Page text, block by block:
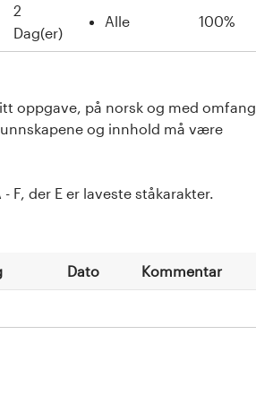
2
Dag(er)
Alle 100%
oppgave, på norsk og med omfang
og innhold må være
der E er laveste ståkarakter.
Dato Kommentar